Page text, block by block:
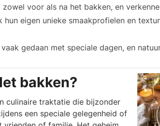
voor als na het bakken, en
hun eigen unieke smaakprofielen en
gedaan met speciale dagen, en
bakken?
culinaire traktatie die bijzonder
een speciale gelegenheid of